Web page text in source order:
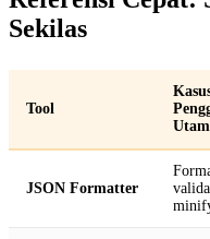
Sekilas
Tool
JSON Formatter